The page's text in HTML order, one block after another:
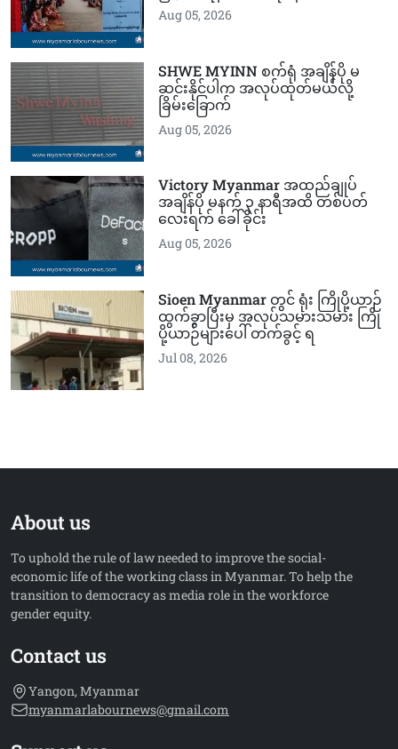
Aug 05, 2026
SHWE MYINN စက်ရုံ အချိန်ပို မ
ဆင်းနိုင်ပါက အလုပ်ထုတ်မယ်လို့
ခြိမ်းခြောက်
Aug 05, 2026
Victory Myanmar အထည်ချုပ်
အချိန်ပို မနက် ၃ နာရီအထိ တစ်ပတ်
လေးရက် ခေါ်ခိုင်း
Aug 05, 2026
Sioen Myanmar တွင် ရုံး ကြိုပို့ယာဉ်
ထွက်ခွာပြီးမှ အလုပ်သမားသမား ကြို
ပို့ယာဉ်များပေါ် တက်ခွင့် ရ
Jul 08, 2026
About us
To uphold the rule of law needed to improve the social-
economic life of the working class in Myanmar. To help the
transition to democracy as media role in the workforce
gender equity.
Contact us
Yangon, Myanmar
myanmarlabournews@gmail.com